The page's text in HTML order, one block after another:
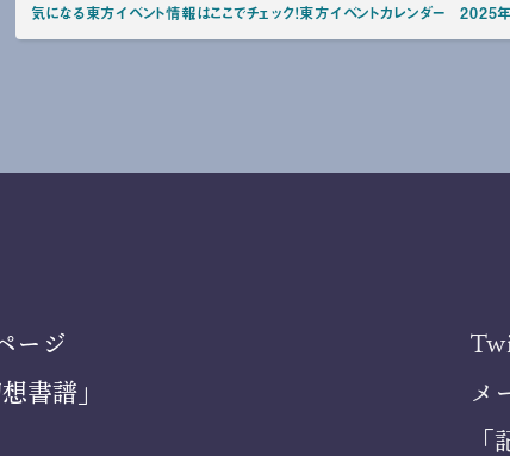
気になる東方イベント情報はここでチェック！東方イベントカレンダー 2025
ージ
書譜」
メ